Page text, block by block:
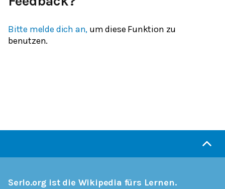
Bitte melde dich an, um diese Funktion zu
benutzen.
Serlo.org ist die Wikipedia fürs Lernen.